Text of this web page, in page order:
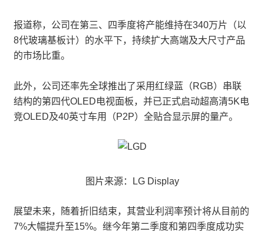
报道称，公司在第三、四季度将产能维持在340万片（以
8代玻璃基板计）的水平下，持续扩大高端及大尺寸产品
的市场比重。
此外，公司还率先全球推出了采用红绿蓝（RGB）串联
结构的第四代OLED电视面板，并已正式启动超高清5K电
竞OLED及40英寸车用（P2P）全贴合显示屏的量产。
图片来源：LG Display
展望未来，随着折旧结束，其营业利润率预计将从目前的
7%大幅提升至15%。继今年第二季度和第四季度成功实